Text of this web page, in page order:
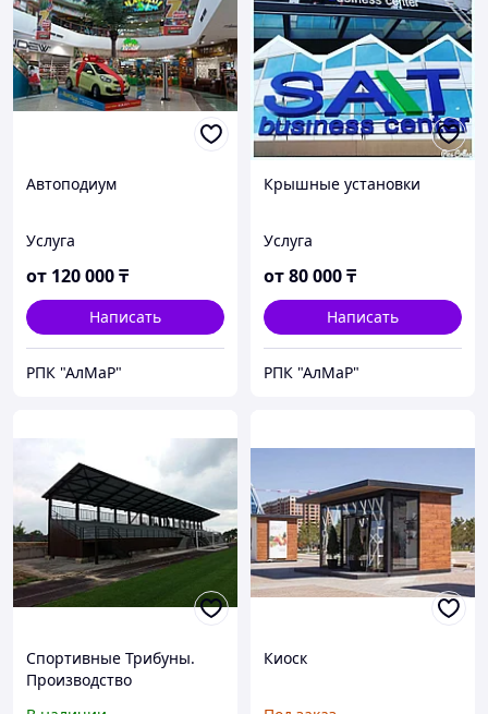
Автоподиум
Услуга
от 120 000₸
Написать
РПК "АлМаР"
Крышные установки
Услуга
от80 000₸
Написать
РПК "АлМаР"
Спортивные Трибуны.
Производство
Киоск